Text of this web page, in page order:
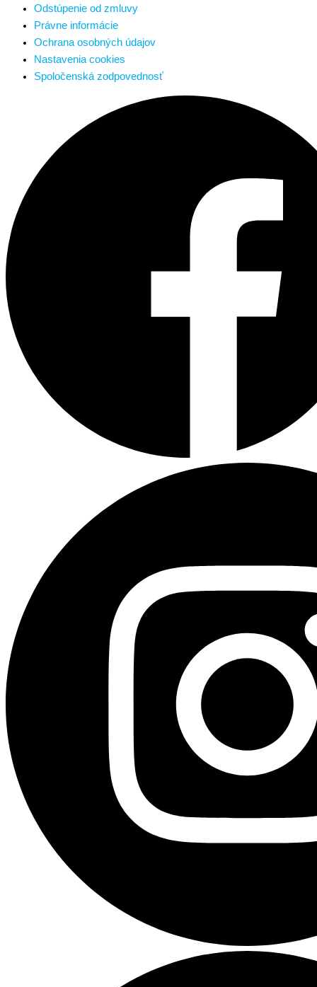
Odstúpenie od zmluvy
Právne informácie
Ochrana osobných údajov
Nastavenia cookies
Spoločenská zodpovednosť